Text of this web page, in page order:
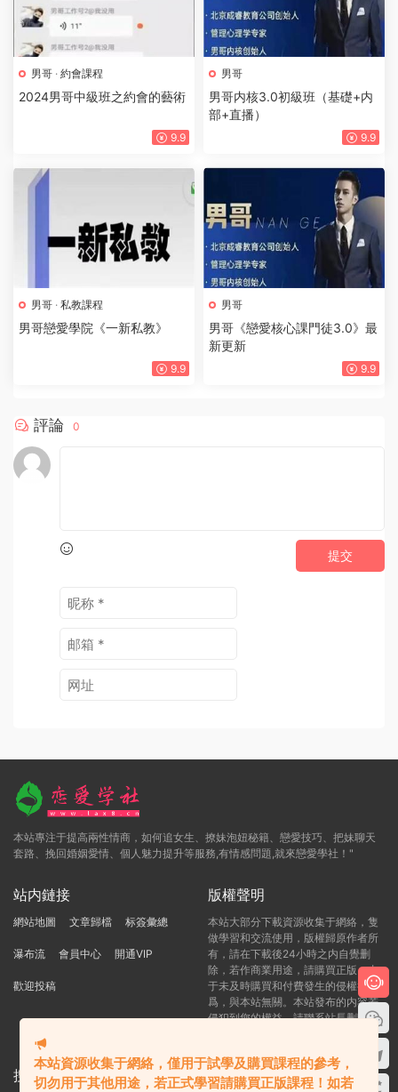
男哥 · 約會課程
2024男哥中級班之約會的藝術
9.9
男哥
男哥内核3.0初級班（基礎+内
部+直播）
9.9
男哥 · 私教課程
男哥戀愛學院《一新私教》
9.9
男哥
男哥《戀愛核心課門徒3.0》最
新更新
9.9
評論 0
提交
本站專注于提高兩性情商，如何追女生、撩妹泡妞秘籍、戀愛技巧、把妹聊天
套路、挽回婚姻愛情、個人魅力提升等服務,有情感問題,就來戀愛學社！"
站内鏈接
網站地圖 文章歸檔 标簽彙總
瀑布流 會員中心 開通VIP
歡迎投稿
版權聲明
本站大部分下載資源收集于網絡，隻
做學習和交流使用，版權歸原作者所
有，請在下載後24小時之内自覺删
除，若作商業用途，請購買正版，由
于未及時購買和付費發生的侵權行
爲，與本站無關。本站發布的内容若
侵犯到您的權益，請聯系站長删除，
搜索本站精品資源
本站資源收集于網絡，僅用于試學及購買課程的參考，
切勿用于其他用途，若正式學習請購買正版課程！如若